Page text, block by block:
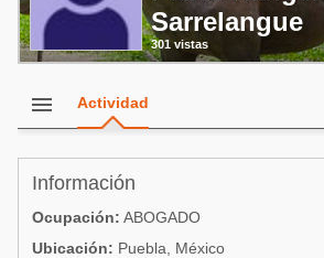
Ganadería
Lechería
Micotoxinas
Mascotas
Comunidades en inglés
Sarrelangue
301 vistas
menu Actividad
Información
Ocupación: ABOGADO
Ubicación: Puebla, México